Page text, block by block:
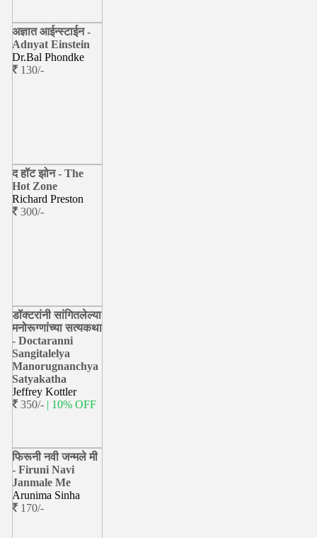
अज्ञात आईन्स्टाईन -
Adnyat Einstein
Dr.Bal Phondke
130/-
द हॉट झोन - The
Hot Zone
Richard Preston
300/-
डॉक्टरांनी सांगितलेल्या
मनोरूग्णांच्या सत्यकथा
- Doctaranni
Sangitalelya
Manorugnanchya
Satyakatha
Jeffrey Kottler
350/- | 10% OFF
फिरूनी नवी जन्मले मी
- Firuni Navi
Janmale Me
Arunima Sinha
170/-